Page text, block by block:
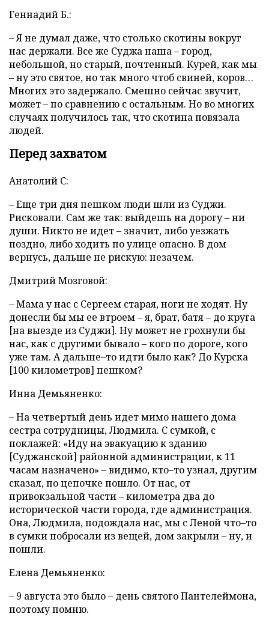
Геннадий Б.:
– Я не думал даже, что столько скотины вокруг
нас держали. Все же Суджа наша – город,
небольшой, но старый, почтенный. Курей, как мы
– ну это святое, но так много чтоб свиней, коров…
Многих это задержало. Смешно сейчас звучит,
может – по сравнению с остальным. Но во многих
случаях получилось так, что скотина повязала
людей.
Перед захватом
Анатолий С:
– Еще три дня пешком люди шли из Суджи.
Рисковали. Сам же так: выйдешь на дорогу – ни
души. Никто не идет – значит, либо уезжать
поздно, либо ходить по улице опасно. В дом
вернусь, дальше не рискую: незачем.
Дмитрий Мозговой:
– Мама у нас с Сергеем старая, ноги не ходят. Ну
донесли бы мы ее втроем – я, брат, батя – до круга
[на выезде из Суджи]. Ну может не грохнули бы
нас, как с другими бывало – кого по дороге, кого
уже там. А дальше–то идти было как? До Курска
[100 километров] пешком?
Инна Демьяненко:
– На четвертый день идет мимо нашего дома
сестра сотрудницы, Людмила. С сумкой, с
поклажей: «Иду на эвакуацию к зданию
[Суджанской] районной администрации, к 11
часам назначено» – видимо, кто–то узнал, другим
сказал, по цепочке пошло. От нас, от
привокзальной части – километра два до
исторической части города, где администрация.
Она, Людмила, подождала нас, мы с Леной что–то
в сумки побросали из вещей, дом закрыли – ну, и
пошли.
Елена Демьяненко:
– 9 августа это было – день святого Пантелеймона,
поэтому помню.